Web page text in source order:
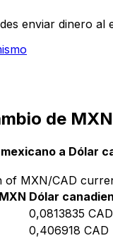
enviar dinero al
de
a Dólar
of MXN/CAD
MXN Dólar
0,0813835 CAD
0,406918 CAD